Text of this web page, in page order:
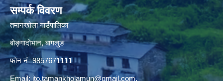
सम्पर्क विवरण
तमानखोला गाउँपालिका
बोङ्गादोभान, बागलुङ
फोन नंः 9857671111
Email: ito.tamankholamun@gmail.com,